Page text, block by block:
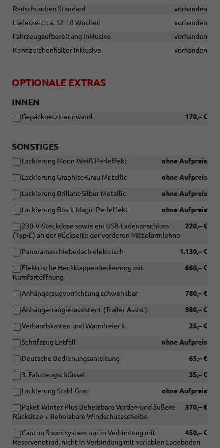
Radschrauben Standard
vorhanden
Lieferzeit: ca. 12-18 Wochen
vorhanden
Fahrzeugaufbereitung inklusive
vorhanden
Kennzeichenhalter inklusive
vorhanden
OPTIONALE EXTRAS
INNEN
170,– €
Gepäcknetztrennwand
SONSTIGES
ohne Aufpreis
Lackierung Moon-Weiß Perleffekt
ohne Aufpreis
Lackierung Graphite-Grau Metallic
ohne Aufpreis
Lackierung Brillant-Silber Metallic
ohne Aufpreis
Lackierung Black-Magic Perleffekt
220,– €
230-V-Steckdose sowie ein USB-Ladenanschluss
(Typ-C) an der Rückseite der vorderen Mittelarmlehne
1.130,– €
Panoramaschiebedach elektrisch
660,– €
Elektrische Heckklappenbedienung mit
Komfortöffnung
780,– €
Anhängerzugvorrichtung schwenkbar
980,– €
Anhängerrangierassistent (Trailer Assist)
25,– €
Verbandskasten und Warndreieck
ohne Aufpreis
Schriftzug Entfall
65,– €
Deutsche Bedienungsanleitung
35,– €
3. Fahrzeugschlüssel
ohne Aufpreis
Lackierung Stahl-Grau
370,– €
Paket Winter Plus Beheizbare Vorder- und äußere
Rücksitze + Beheizbare Windschutzscheibe
450,– €
Canton Soundsystem nur in Verbindung mit
Reservenotrad, nicht in Verbindung mit variablen Ladeboden